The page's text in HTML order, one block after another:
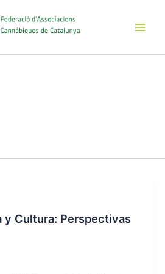
y Cultura: Perspectivas